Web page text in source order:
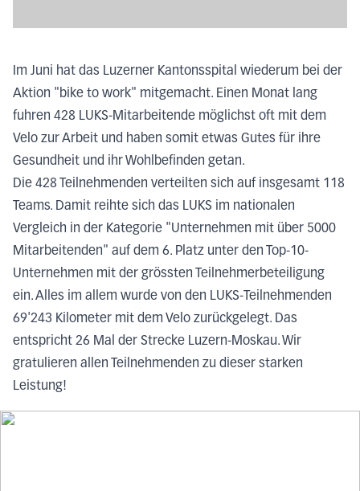
Im Juni hat das Luzerner Kantonsspital wiederum bei der
Aktion "bike to work" mitgemacht. Einen Monat lang
fuhren 428 LUKS-Mitarbeitende möglichst oft mit dem
Velo zur Arbeit und haben somit etwas Gutes für ihre
Gesundheit und ihr Wohlbefinden getan.
Die 428 Teilnehmenden verteilten sich auf insgesamt 118
Teams. Damit reihte sich das LUKS im nationalen
Vergleich in der Kategorie "Unternehmen mit über 5000
Mitarbeitenden" auf dem 6. Platz unter den Top-10-
Unternehmen mit der grössten Teilnehmerbeteiligung
ein. Alles im allem wurde von den LUKS-Teilnehmenden
69'243 Kilometer mit dem Velo zurückgelegt. Das
entspricht 26 Mal der Strecke Luzern-Moskau. Wir
gratulieren allen Teilnehmenden zu dieser starken
Leistung!